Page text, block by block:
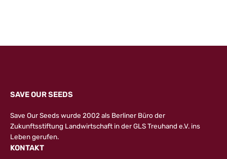
SAVE OUR SEEDS
Save Our Seeds wurde 2002 als Berliner Büro der
Zukunftsstiftung Landwirtschaft in der GLS Treuhand e.V. ins
Leben gerufen.
KONTAKT